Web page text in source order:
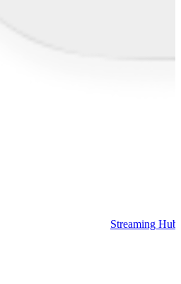
Streaming Hub